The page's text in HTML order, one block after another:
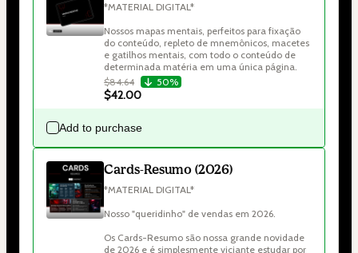
*MATERIAL DIGITAL*
Nossos mapas mentais, perfeitos para fixação
do conteúdo, repleto de mnemônicos, macetes
e gatilhos mentais, com todo o conteúdo de
determinada matéria em uma única página.
$84.64
50%
$42.00
Add to purchase
Cards-Resumo (2026)
*MATERIAL DIGITAL*
Nosso "queridinho" de vendas em 2026.
Os Cards-Resumo são nossa grande novidade
de 2026 e é simplesmente viciante estudar por